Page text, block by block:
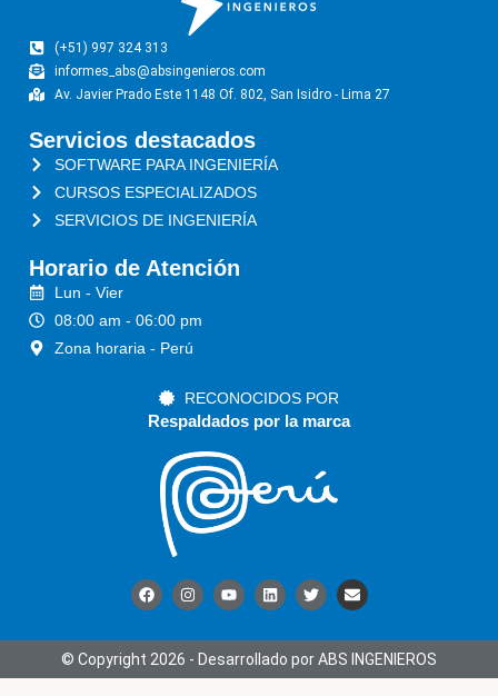
(+51) 997 324 313
informes_abs@absingenieros.com
Av. Javier Prado Este 1148 Of. 802, San Isidro - Lima 27
Servicios destacados
SOFTWARE PARA INGENIERÍA
CURSOS ESPECIALIZADOS
SERVICIOS DE INGENIERÍA
Horario de Atención
Lun - Vier
08:00 am - 06:00 pm
Zona horaria - Perú
RECONOCIDOS POR
Respaldados por la marca
© Copyright 2026 - Desarrollado por ABS INGENIEROS